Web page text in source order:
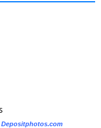
Depositphotos.com